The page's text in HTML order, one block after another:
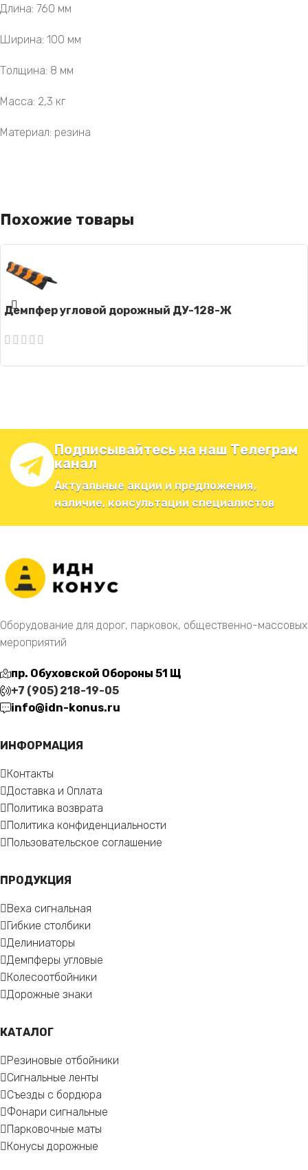
Длина: 760 мм
Ширина: 100 мм
Толщина: 8 мм
Масса: 2,3 кг
Материал: резина
Похожие товары
Демпфер угловой дорожный ДУ-128-Ж
Подписывайтесь на наш Телеграм
канал
Актуальные акции и предложения,
наличие, консультации специалистов
Оборудование для дорог, парковок, общественно-массовых
мероприятий
пр. Обуховской Обороны 51 Щ
+7 (905) 218-19-05
info@idn-konus.ru
ИНФОРМАЦИЯ
Контакты
Доставка и Оплата
Политика возврата
Политика конфиденциальности
Пользовательское соглашение
ПРОДУКЦИЯ
Веха сигнальная
Гибкие столбики
Делиниаторы
Демпферы угловые
Колесоотбойники
Дорожные знаки
КАТАЛОГ
Резиновые отбойники
Сигнальные ленты
Съезды с бордюра
Фонари сигнальные
Парковочные маты
Конусы дорожные